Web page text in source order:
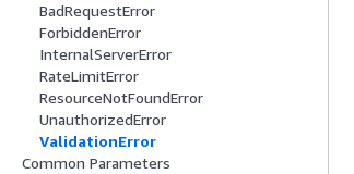
BadRequestError
ForbiddenError
InternalServerError
RateLimitError
ResourceNotFoundError
UnauthorizedError
ValidationError
Common Parameters